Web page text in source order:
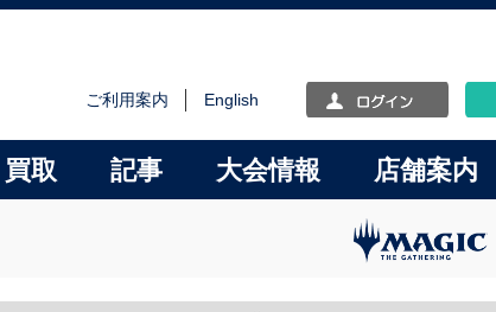
ご利用案内 English
買取 記事 大会情報 店舗案内